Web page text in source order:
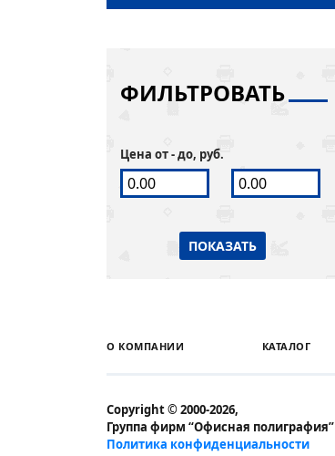
ФИЛЬТРОВАТЬ
Цена от - до, руб.
ПОКАЗАТЬ
О КОМПАНИИ КАТАЛОГ
Copyright © 2000-2026,
Группа фирм “Офисная полиграфия”
Политика конфиденциальности